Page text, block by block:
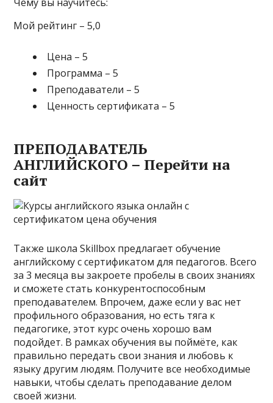
Мой рейтинг – 5,0
Цена – 5
Программа – 5
Преподаватели – 5
Ценность сертификата – 5
ПРЕПОДАВАТЕЛЬ
АНГЛИЙСКОГО – Перейти на
сайт
Также школа Skillbox предлагает обучение
английскому с сертификатом для педагогов. Всего
за 3 месяца вы закроете пробелы в своих знаниях
и сможете стать конкурентоспособным
преподавателем. Впрочем, даже если у вас нет
профильного образования, но есть тяга к
педагогике, этот курс очень хорошо вам
подойдет. В рамках обучения вы поймёте, как
правильно передать свои знания и любовь к
языку другим людям. Получите все необходимые
навыки, чтобы сделать преподавание делом
своей жизни.